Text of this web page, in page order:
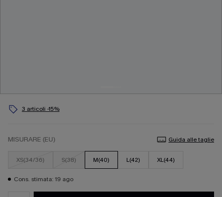
3 articoli -15%
MISURARE (EU) Guida alle taglie
XS(34/36) S(38) M(40) L(42) XL(44)
Cons. stimata: 19 ago